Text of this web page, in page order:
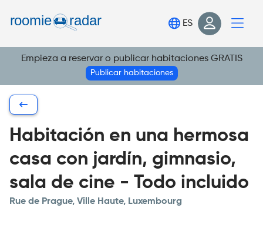
Iniciar sesión
Regístrate
ES
Empieza a reservar o publicar habitaciones GRATIS
Publicar habitaciones
Habitación en una hermosa
casa con jardín, gimnasio,
sala de cine - Todo incluido
Rue de Prague, Ville Haute, Luxembourg